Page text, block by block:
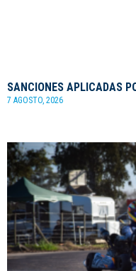
SANCIONES APLICADAS
7 AGOSTO, 2026